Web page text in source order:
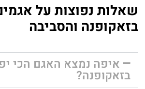
שאלות נפוצות על
בזאקופנה והסביבה
איפה נמצא האגם הכי
בזאקופנה?